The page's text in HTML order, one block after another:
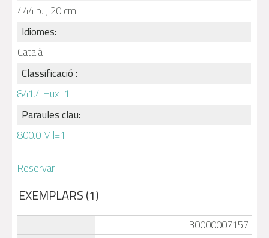
444 p. ; 20 cm
Idiomes:
Català
Classificació :
841.4 Hux=1
Paraules clau:
800.0 Mil=1
Reservar
EXEMPLARS (1)
30000007157